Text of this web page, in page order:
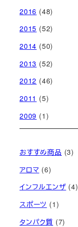
2016 (48)
2015 (52)
2014 (50)
2013 (52)
2012 (46)
2011 (5)
2009 (1)
おすすめ商品 (3)
アロマ (6)
インフルエンザ (4)
スポーツ (1)
タンパク質 (7)